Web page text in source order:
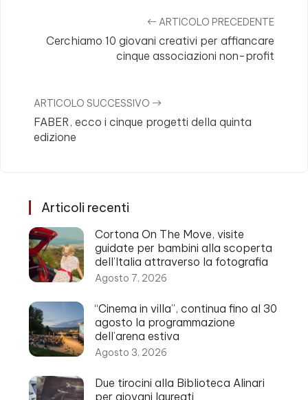
ARTICOLO PRECEDENTE
Cerchiamo 10 giovani creativi per affiancare
cinque associazioni non-profit
ARTICOLO SUCCESSIVO
FABER, ecco i cinque progetti della quinta
edizione
Articoli recenti
Cortona On The Move, visite
guidate per bambini alla scoperta
dell’Italia attraverso la fotografia
Agosto 7, 2026
“Cinema in villa”, continua fino al 30
agosto la programmazione
dell’arena estiva
Agosto 3, 2026
Due tirocini alla Biblioteca Alinari
per giovani laureati